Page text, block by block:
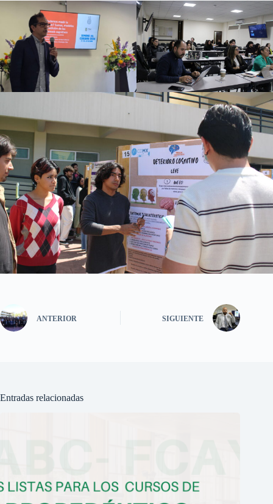
ANTERIOR SIGUIENTE
Entradas relacionadas